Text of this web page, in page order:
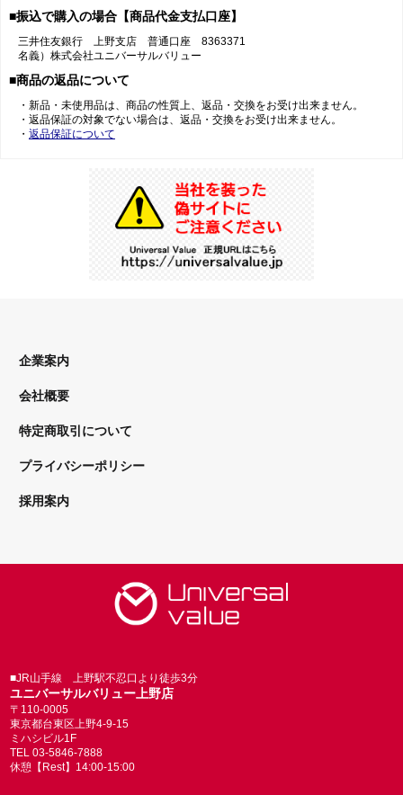
■振込で購入の場合【商品代金支払口座】
三井住友銀行 上野支店 普通口座 8363371
名義）株式会社ユニバーサルバリュー
■商品の返品について
・新品・未使用品は、商品の性質上、返品・交換をお受け出来ません。
・返品保証の対象でない場合は、返品・交換をお受け出来ません。
・ 返品保証について
企業案内
会社概要
特定商取引について
プライバシーポリシー
採用案内
■JR山手線 上野駅不忍口より徒歩3分
ユニバーサルバリュー上野店
〒110-0005
東京都台東区上野4-9-15
ミハシビル1F
TEL 03-5846-7888
休憩【Rest】14:00-15:00